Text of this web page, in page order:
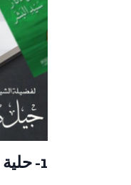
1- حلية البشر من أذكار سيد البشر